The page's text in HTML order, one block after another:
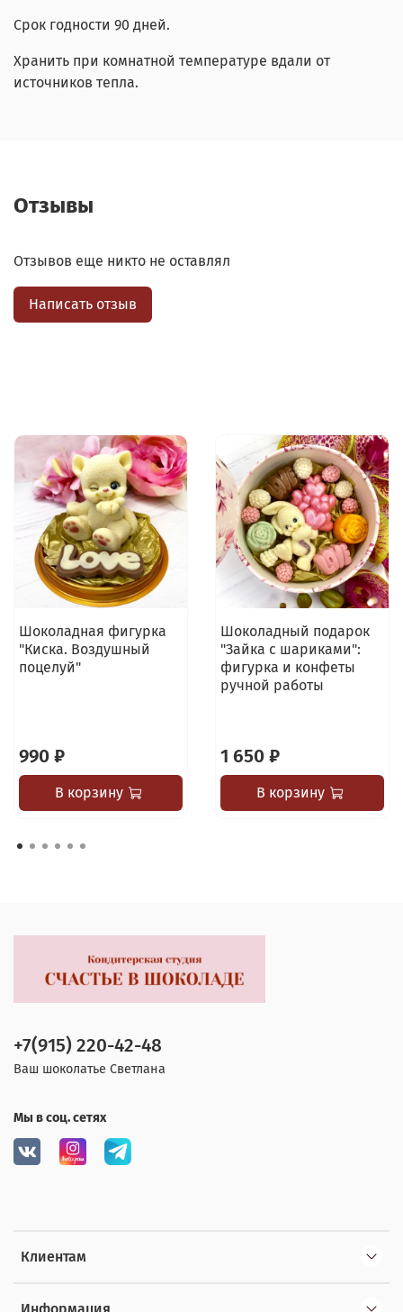
Срок годности 90 дней.
Хранить при комнатной температуре вдали от
источников тепла.
Отзывы
Отзывов еще никто не оставлял
Написать отзыв
Шоколадная фигурка
"Киска. Воздушный
поцелуй"
990 ₽
В корзину
Шоколадный подарок
"Зайка с шариками":
фигурка и конфеты
ручной работы
1 650 ₽
В корзину
Клиентам
+7(915) 220-42-48
Ваш шоколатье Светлана
Мы в соц. сетях